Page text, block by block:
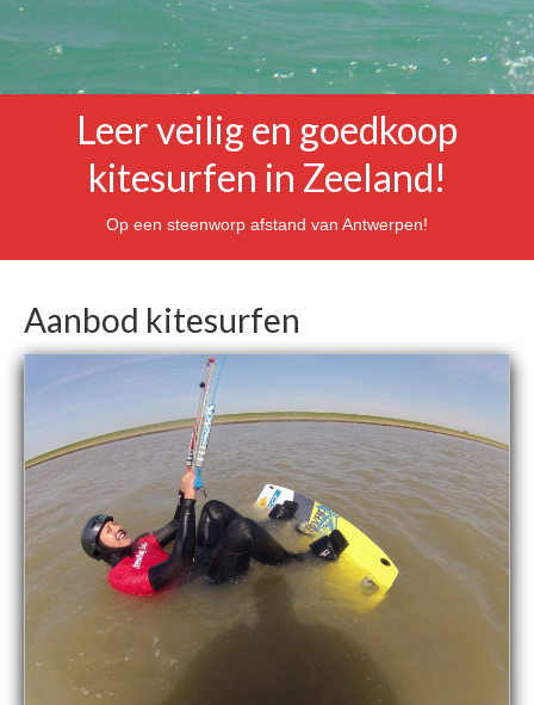
Veelgestelde vragen
Leer veilig en goedkoop
kitesurfen in Zeeland!
Op een steenworp afstand van Antwerpen!
Aanbod kitesurfen